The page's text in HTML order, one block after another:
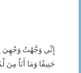
إِنِّي وَجَّهْتُ وَجْهِيَ
حَنِيفًا وَمَا أَنَاْ